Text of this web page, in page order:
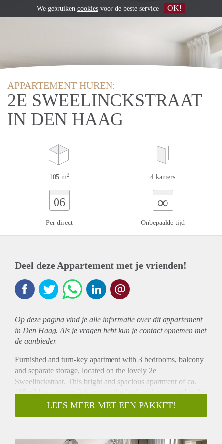
APPARTEMENT HUREN:
2E SWEELINCKSTRAAT
IN DEN HAAG
105 m2 4 kamers
06
Per direct
∞
Onbepaalde tijd
Deel deze Appartement met je vrienden!
Op deze pagina vind je alle informatie over ditappartement
in Den Haag. Als je vragen hebt kun je contact opnemen met
de aanbieder.
Furnished and turn-key apartment with 3 bedrooms, balcony
and separate storage, located on the lovely 2e
Sweelinckstraat. This bright and spacious apartment of ca.
105m2 has a sunny balcony on the back and is situated in the
popular Duinoord area. The furniture has been carefully
selected for this home with a contemporary and minimal
LEES MEER MET EEN PAKKET!
We gebruiken cookies voor de beste service OK!